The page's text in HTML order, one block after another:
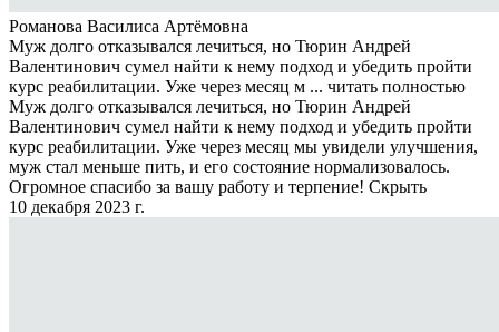
Романова Василиса Артёмовна
Муж долго отказывался лечиться, но Тюрин Андрей
Валентинович сумел найти к нему подход и убедить пройти
курс реабилитации. Уже через месяц м ... читать полностью
Муж долго отказывался лечиться, но Тюрин Андрей
Валентинович сумел найти к нему подход и убедить пройти
курс реабилитации. Уже через месяц мы увидели улучшения,
муж стал меньше пить, и его состояние нормализовалось.
Огромное спасибо за вашу работу и терпение! Скрыть
10 декабря 2023 г.